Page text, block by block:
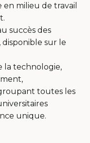
milieu de travail
succès des
sur le
la technologie,
toutes les
unique.